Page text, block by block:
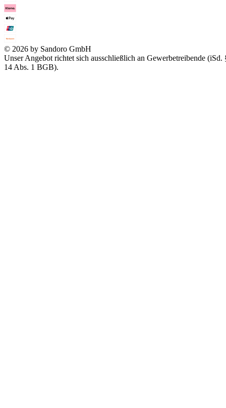
© 2026 by Sandoro GmbH
Unser Angebot richtet sich ausschließlich an Gewerbetreibende (iSd.
14 Abs. 1 BGB).